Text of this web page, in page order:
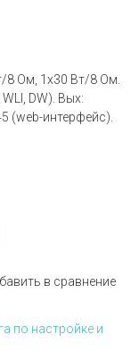
8 Ом, 1х30 Вт/8 Ом.
DW). Вых:
(web-интерфейс).
в сравнение
по настройке и